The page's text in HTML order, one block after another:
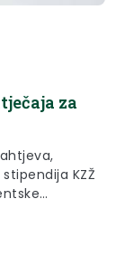
za
KZŽ
javnosti na